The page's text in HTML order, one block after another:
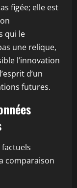
figée; elle est
qui le
une relique,
l’innovation
d’un
futures.
comparaison